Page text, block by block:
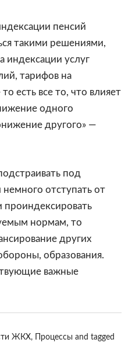
пенсий
такими решениями,
индексации услуг
тарифов на
есть все то, что влияет
одного
другого» —
под
отступать от
проиндексировать
нормам, то
других
образования.
важные
ЖКХ, Процессы and tagged